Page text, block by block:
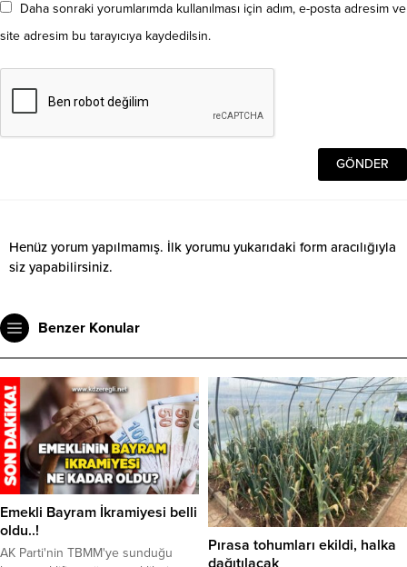
Daha sonraki yorumlarımda kullanılması için adım, e-posta adresim ve
site adresim bu tarayıcıya kaydedilsin.
Henüz yorum yapılmamış. İlk yorumu yukarıdaki form aracılığıyla
siz yapabilirsiniz.
Benzer Konular
Emekli Bayram İkramiyesi belli
oldu..!
AK Parti'nin TBMM'ye sunduğu
Pırasa tohumları ekildi, halka
dağıtılacak